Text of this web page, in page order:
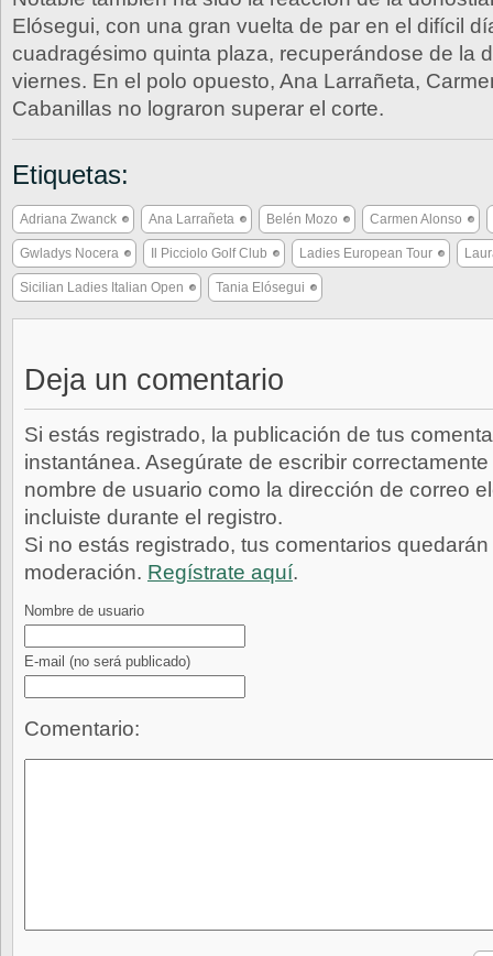
Elósegui, con una gran vuelta de par en el difícil
cuadragésimo quinta plaza, recuperándose de la
viernes. En el polo opuesto, Ana Larrañeta,
Cabanillas no lograron superar el corte.
Etiquetas:
Adriana Zwanck Ana Larrañeta Belén Mozo Carmen Alonso
Gwladys Nocera Il Picciolo Golf Club Ladies European Tour
Sicilian Ladies Italian Open Tania Elósegui
Deja un comentario
Si estás registrado, la publicación de tus
instantánea. Asegúrate de escribir
nombre de usuario como la dirección de correo
incluiste durante el registro.
Si no estás registrado, tus comentarios
moderación. Regístrate aquí.
Nombre de usuario
E-mail (no será publicado)
Comentario: